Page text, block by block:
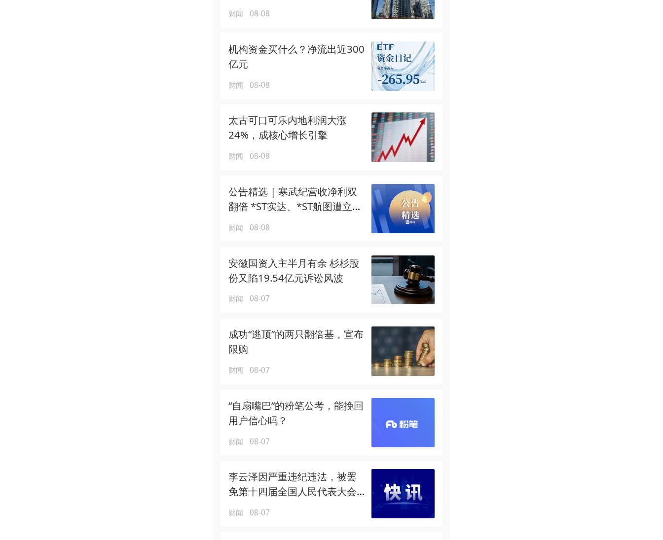
换需求
财闻 08-08
机构资金买什么？净流出近300
亿元
财闻 08-08
太古可口可乐内地利润大涨
24%，成核心增长引擎
财闻 08-08
公告精选 | 寒武纪营收净利双
翻倍 *ST实达、*ST航图遭立案
调查
财闻 08-08
安徽国资入主半月有余 杉杉股
份又陷19.54亿元诉讼风波
财闻 08-07
成功“逃顶”的两只翻倍基，宣布
限购
财闻 08-07
“自扇嘴巴”的粉笔公考，能挽回
用户信心吗？
财闻 08-07
李云泽因严重违纪违法，被罢
免第十四届全国人民代表大会
代表职务
财闻 08-07